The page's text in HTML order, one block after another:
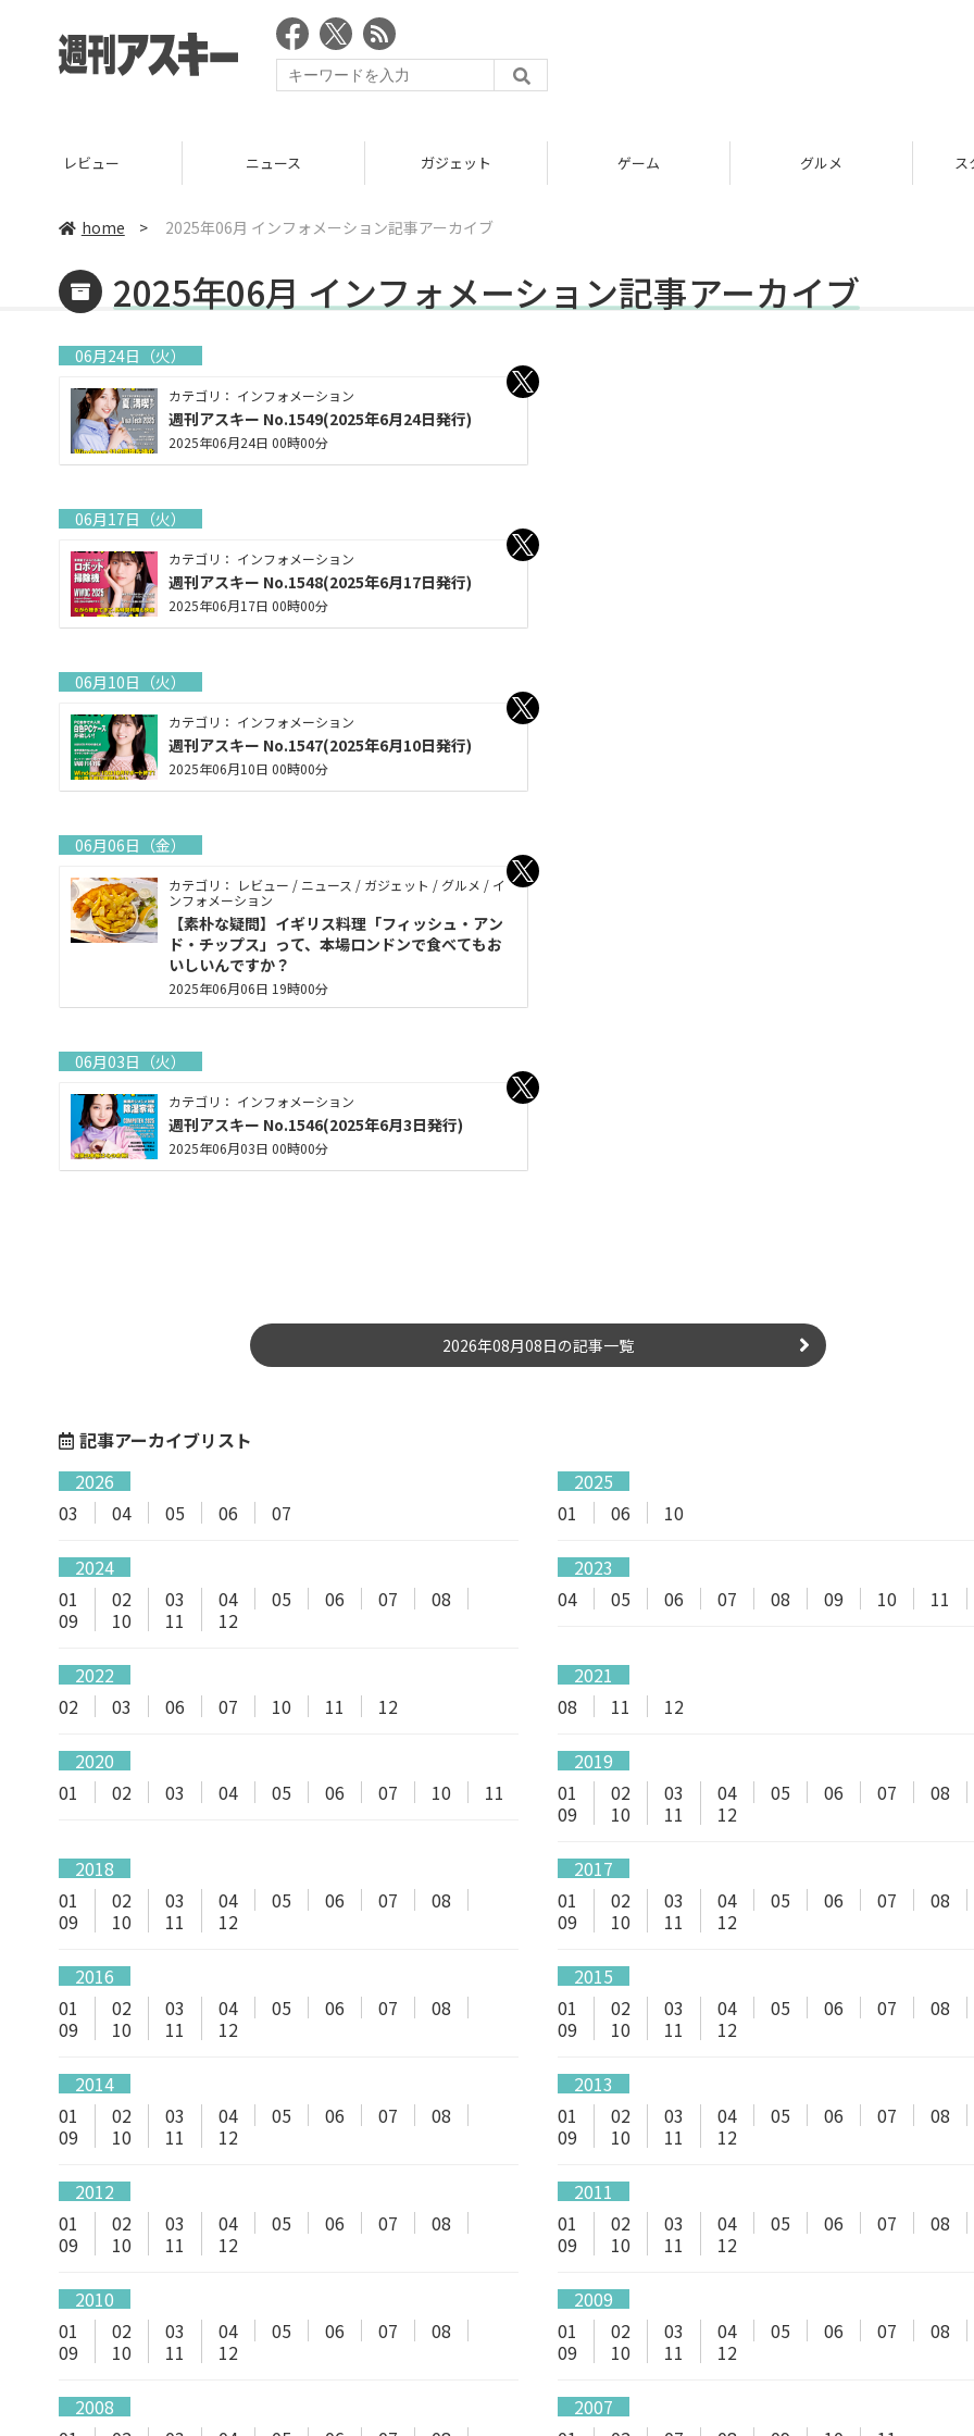
ニュース ガジェット ゲーム グルメ スタートアップ
home > 2025年06月 インフォメーション記事アーカイブ
2025年06月 インフォメーション記事アーカイブ
06月24日（火）
カテゴリ： インフォメーション
週刊アスキー No.1549(2025年6月24日発行)
2025年06月24日 00時00分
06月17日（火）
カテゴリ： インフォメーション
週刊アスキー No.1548(2025年6月17日発行)
2025年06月17日 00時00分
06月10日（火）
カテゴリ： インフォメーション
週刊アスキー No.1547(2025年6月10日発行)
2025年06月10日 00時00分
06月06日（金）
カテゴリ： レビュー / ニュース / ガジェット / グルメ / イ
ンフォメーション
【素朴な疑問】イギリス料理「フィッシュ・アン
ド・チップス」って、本場ロンドンで食べてもお
いしいんですか？
2025年06月06日 19時00分
06月03日（火）
カテゴリ： インフォメーション
週刊アスキー No.1546(2025年6月3日発行)
2025年06月03日 00時00分
2026年08月08日の記事一覧
記事アーカイブリスト
2026
03
04 05 06 07
2025
01
06 10
2024
01
02 03 04 05 06 07
08
09
10 11 12
2023
04
05 06 07 08 09 10 11
2022
02
03 06 07 10 11 12
2021
08
11 12
2020
01
02 03 04 05 06 07 10 11
2019
01
02 03 04 05 06 07
08
09
10 11 12
2018
01
02 03 04 05 06 07
08
09
10 11 12
2017
01
02 03 04 05 06 07
08
09
10 11 12
2016
01
02 03 04 05 06 07
08
09
10 11 12
2015
01
02 03 04 05 06 07
08
09
10 11 12
2014
01
02 03 04 05 06 07
08
09
10 11 12
2013
01
02 03 04 05 06 07
08
09
10 11 12
2012
01
02 03 04 05 06 07
08
09
10 11 12
2011
01
02 03 04 05 06 07
08
09
10 11 12
2010
01
02 03 04 05 06 07
08
09
10 11 12
2009
01
02 03 04 05 06 07
08
09
10 11 12
2008
2007